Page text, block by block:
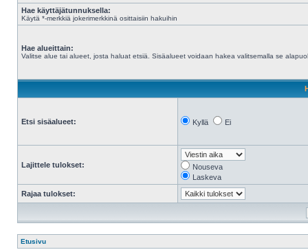
Hae käyttäjätunnuksella:
Käytä *-merkkiä jokerimerkkinä osittaisiin hakuihin
Hae alueittain:
Valitse alue tai alueet, josta haluat etsiä. Sisäalueet voidaan hakea valitsemalla se
Etsi sisäalueet: Kyllä Ei
Lajittele tulokset:
Nouseva
Laskeva
Rajaa tulokset:
Etusivu